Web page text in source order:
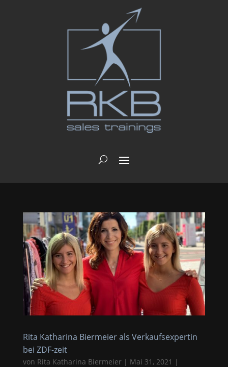
Rita Katharina Biermeier als Verkaufsexpertin
bei ZDF-zeit
von Rita Katharina Biermeier| Mai 31, 2021 |